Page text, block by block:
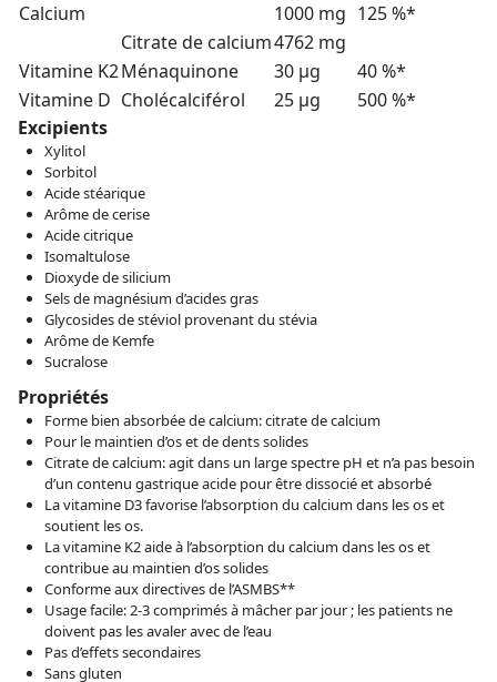
Calcium
1000 mg 125 %*
Citrate de calcium4762 mg
Vitamine K2Ménaquinone 30 µg
40 %*
Vitamine D Cholécalciférol 25 µg
500 %*
Excipients
Xylitol
Sorbitol
Acide stéarique
Arôme de cerise
Acide citrique
Isomaltulose
Dioxyde de silicium
Sels de magnésium d’acides gras
Glycosides de stéviol provenant du stévia
Arôme de Kemfe
Sucralose
Propriétés
Forme bien absorbée de calcium: citrate de calcium
Pour le maintien d’os et de dents solides
Citrate de calcium: agit dans un large spectre pH et n’a pas besoin
d’un contenu gastrique acide pour être dissocié et absorbé
La vitamine D3 favorise l’absorption du calcium dans les os et
soutient les os.
La vitamine K2 aide à l’absorption du calcium dans les os et
contribue au maintien d’os solides
Conforme aux directives de l’ASMBS**
Usage facile: 2-3 comprimés à mâcher par jour ; les patients ne
doivent pas les avaler avec de l’eau
Pas d’effets secondaires
Sans gluten